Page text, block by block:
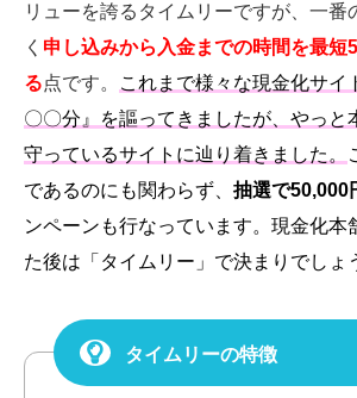
リューを誇るタイムリーですが、一番
く 申し込みから入金までの時間を最短
る点です。
これまで様々な現金化サイ
〇〇分』を謳ってきましたが、やっと
守っているサイトに辿り着きました。
であるのにも関わらず、 抽選で50,000
ンペーンも行なっています。現金化本
た後は「タイムリー」で決まりでしょ
タイムリーの特徴